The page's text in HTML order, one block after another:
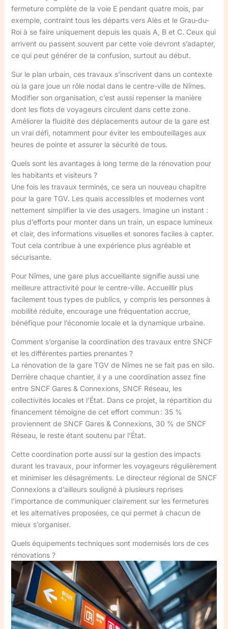
fermeture complète de la voie E pendant quatre mois, par
exemple, contraint tous les départs vers Alès et le Grau-du-
Roi à se faire uniquement depuis les quais A, B et C. Ceux qui
arrivent ou passent souvent par cette voie devront s’adapter,
ce qui peut générer de la confusion, surtout au début.
Sur le plan urbain, ces travaux s’inscrivent dans un contexte
où la gare joue un rôle nodal dans le centre-ville de Nîmes.
Modifier son organisation, c’est aussi repenser la manière
dont les flots de voyageurs circulent dans cette zone.
Améliorer la fluidité des déplacements autour de la gare est
un vrai défi, notamment pour éviter les embouteillages aux
heures de pointe et assurer la sécurité de tous.
Quels sont les avantages à long terme de la rénovation pour
les habitants et visiteurs ?
Une fois les travaux terminés, ce sera un nouveau chapitre
pour la gare TGV. Les quais accessibles et modernes vont
nettement simplifier la vie des usagers. Imagine un instant :
plus d’efforts pour monter dans un train, un espace lumineux
et clair, des informations visuelles et sonores faciles à capter.
Tout cela contribue à une expérience plus agréable et
sécurisante.
Pour Nîmes, une gare plus accueillante signifie aussi une
meilleure attractivité pour le centre-ville. Accueillir plus
facilement tous types de publics, y compris les personnes à
mobilité réduite, encourage une fréquentation accrue,
bénéfique pour l’économie locale et la dynamique urbaine.
Comment s’organise la coordination des travaux entre SNCF
et les différentes parties prenantes ?
La rénovation de la gare TGV de Nîmes ne se fait pas en silo.
Derrière chaque chantier, il y a une coordination assez fine
entre SNCF Gares & Connexions, SNCF Réseau, les
collectivités locales et l’État. Dans ce projet, la répartition du
financement témoigne de cet effort commun : 35 %
proviennent de SNCF Gares & Connexions, 30 % de SNCF
Réseau, le reste étant soutenu par l’État.
Cette coordination porte aussi sur la gestion des impacts
durant les travaux, pour informer les voyageurs régulièrement
et minimiser les désagréments. Le directeur régional de SNCF
Connexions a d’ailleurs souligné à plusieurs reprises
l’importance de communiquer clairement sur les fermetures
et les alternatives proposées, ce qui permet à chacun de
mieux s’organiser.
Quels équipements techniques sont modernisés lors de ces
rénovations ?